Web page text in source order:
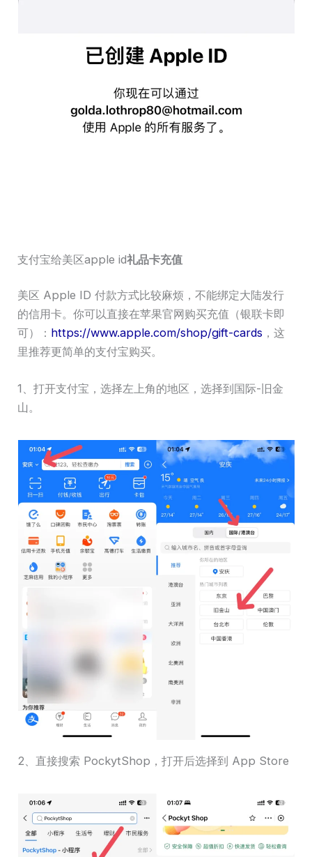
支付宝给美区apple id礼品卡充值
美区 Apple ID 付款方式比较麻烦，不能绑定大陆发行
的信用卡。你可以直接在苹果官网购买充值（银联卡即
可）： https://www.apple.com/shop/gift-cards ，这
里推荐更简单的支付宝购买。
1、打开支付宝，选择左上角的地区，选择到国际-旧金
山。
2、直接搜索 PockytShop，打开后选择到 App Store